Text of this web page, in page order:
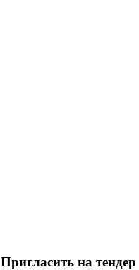
Пригласить на тендер